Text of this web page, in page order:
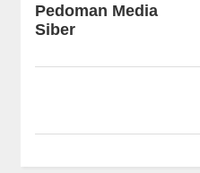
Pedoman Media
Siber